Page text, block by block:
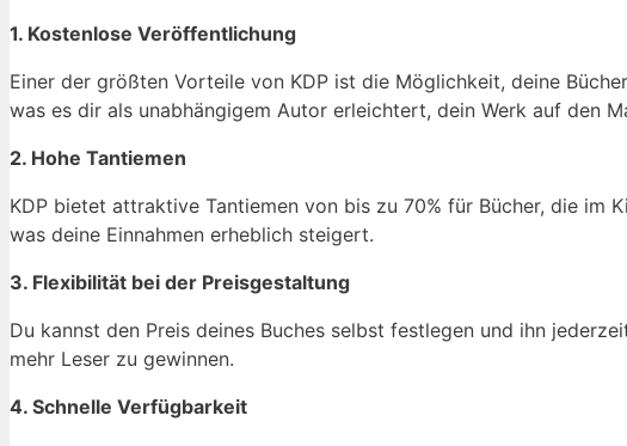
1. Kostenlose Veröffentlichung
Einer der größten Vorteile von KDP ist die Möglichkeit, deine
was es dir als unabhängigem Autor erleichtert, dein Werk auf den
2. Hohe Tantiemen
KDP bietet attraktive Tantiemen von bis zu 70% für Bücher, die im
was deine Einnahmen erheblich steigert.
3. Flexibilität bei der Preisgestaltung
Du kannst den Preis deines Buches selbst festlegen und ihn
mehr Leser zu gewinnen.
4. Schnelle Verfügbarkeit